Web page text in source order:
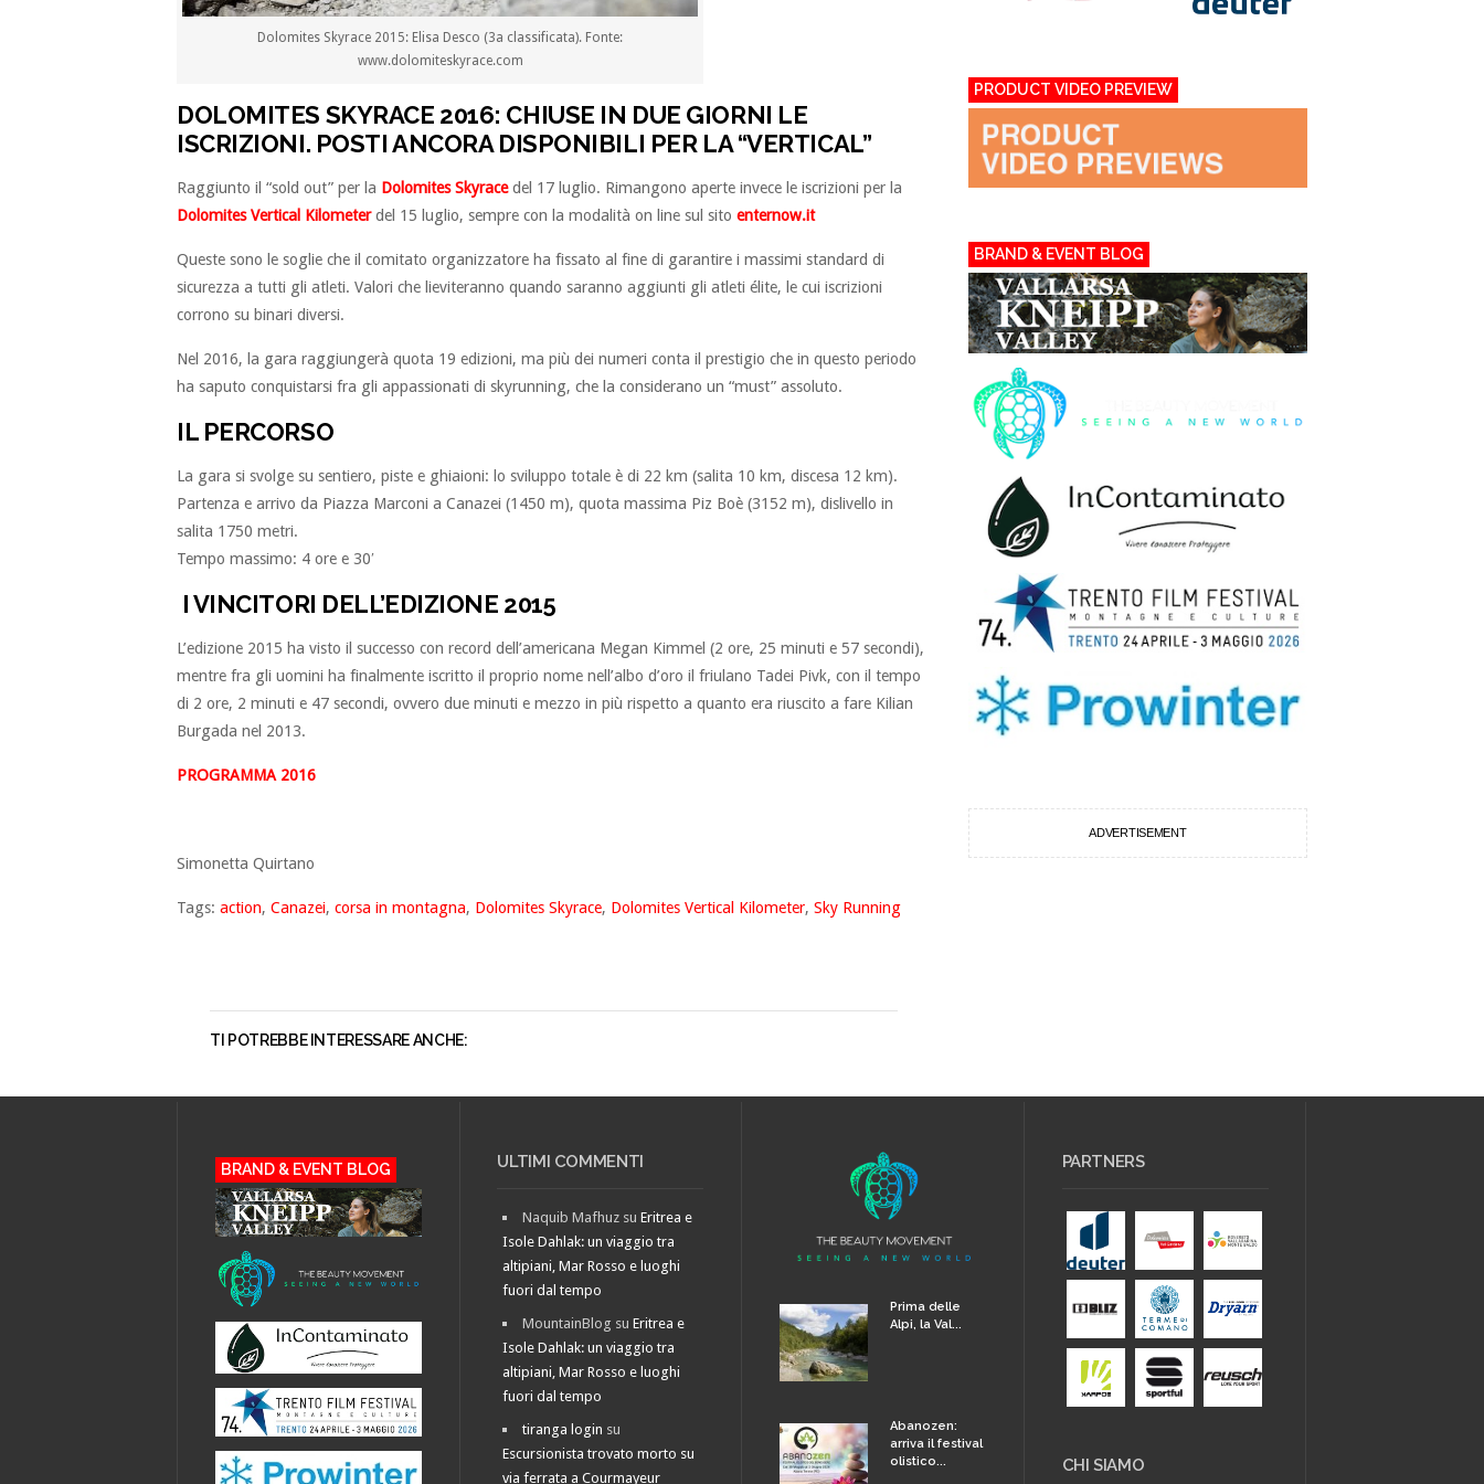
Dolomites Skyrace 2015: Elisa Desco (3a classificata). Fonte:
www.dolomiteskyrace.com
DOLOMITES SKYRACE 2016: CHIUSE IN DUE GIORNI LE
ISCRIZIONI. POSTI ANCORA DISPONIBILI PER LA “VERTICAL”
Raggiunto il “sold out” per la Dolomites Skyracedel 17 luglio. Rimangono aperte invece le iscrizioni per la
Dolomites Vertical Kilometerdel 15 luglio, sempre con la modalità on line sul sito enternow.it
Queste sono le soglie che il comitato organizzatore ha fissato al fine di garantire i massimi standard di
sicurezza a tutti gli atleti. Valori che lieviteranno quando saranno aggiunti gli atleti élite, le cui iscrizioni
corrono su binari diversi.
Nel 2016, la gara raggiungerà quota 19 edizioni, ma più dei numeri conta il prestigio che in questo periodo
ha saputo conquistarsi fra gli appassionati di skyrunning, che la considerano un “must” assoluto.
IL PERCORSO
La gara si svolge su sentiero, piste e ghiaioni: lo sviluppo totale è di 22 km (salita 10 km, discesa 12 km).
Partenza e arrivo da Piazza Marconi a Canazei (1450 m), quota massima Piz Boè (3152 m), dislivello in
salita 1750 metri.
Tempo massimo: 4 ore e 30′
I VINCITORI DELL’EDIZIONE 2015
L’edizione 2015 ha visto il successo con record dell’americana Megan Kimmel (2 ore, 25 minuti e 57 secondi),
mentre fra gli uomini ha finalmente iscritto il proprio nome nell’albo d’oro il friulano Tadei Pivk, con il tempo
di 2 ore, 2 minuti e 47 secondi, ovvero due minuti e mezzo in più rispetto a quanto era riuscito a fare Kilian
Burgada nel 2013.
PROGRAMMA 2016
Simonetta Quirtano
Tags: action, Canazei, corsa in montagna, Dolomites Skyrace, Dolomites Vertical Kilometer, Sky Running
TI POTREBBE INTERESSARE ANCHE:
PRODUCT VIDEO PREVIEW
BRAND & EVENT BLOG
ADVERTISEMENT
BRAND & EVENT BLOG ULTIMI COMMENTI
Naquib Mafhuz suEritrea e
Isole Dahlak: un viaggio tra
altipiani, Mar Rosso e luoghi
fuori dal tempo
MountainBlog suEritrea e
Isole Dahlak: un viaggio tra
altipiani, Mar Rosso e luoghi
fuori dal tempo
tiranga login su
Escursionista trovato morto su
via ferrata a Courmayeur
Prima delle
Alpi, la Val...
Abanozen:
arriva il festival
olistico...
PARTNERS
CHI SIAMO